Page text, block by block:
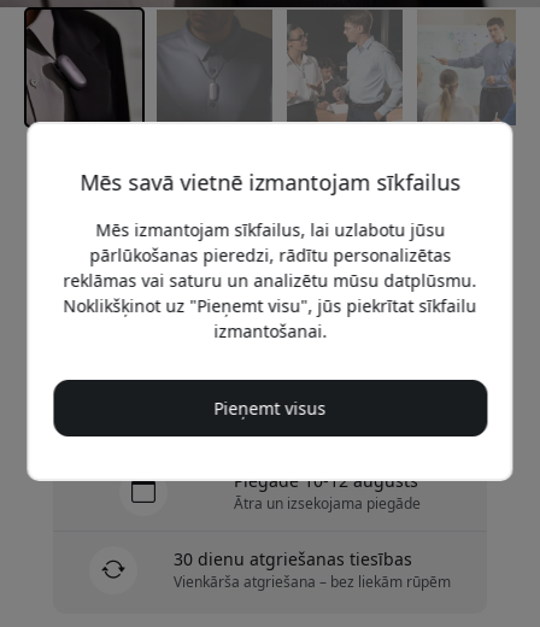
Ieteicamā cena
179.99 EUR
Nopirkt tagad
Ir noliktavā — gatavs sūtīšanai
Piegāde 9.99 EUR uz Latvija
Nav slēptu maksu
Piegāde 10-12 augusts
Ātra un izsekojama piegāde
30 dienu atgriešanas tiesības
Vienkārša atgriešana – bez liekām rūpēm
Mēs savā vietnē izmantojam sīkfailus
Mēs izmantojam sīkfailus, lai uzlabotu jūsu
pārlūkošanas pieredzi, rādītu personalizētas
reklāmas vai saturu un analizētu mūsu datplūsmu.
Noklikšķinot uz "Pieņemt visu", jūs piekrītat sīkfailu
izmantošanai.
Pieņemt visus